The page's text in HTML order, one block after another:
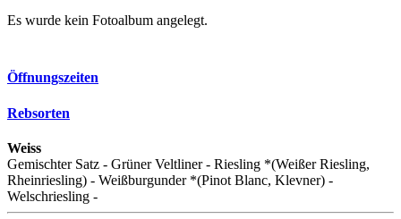
Es wurde kein Fotoalbum angelegt.
Öffnungszeiten
Rebsorten
Weiss
Gemischter Satz - Grüner Veltliner - Riesling *(Weißer Riesling,
Rheinriesling) - Weißburgunder *(Pinot Blanc, Klevner) -
Welschriesling -